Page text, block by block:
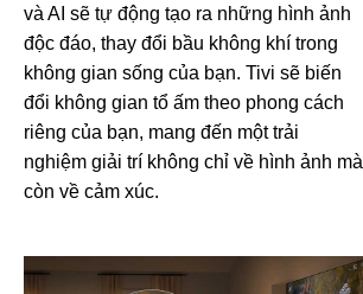
và AI sẽ tự động tạo ra những hình ảnh
độc đáo, thay đổi bầu không khí trong
không gian sống của bạn. Tivi sẽ biến
đổi không gian tổ ấm theo phong cách
riêng của bạn, mang đến một trải
nghiệm giải trí không chỉ về hình ảnh mà
còn về cảm xúc.